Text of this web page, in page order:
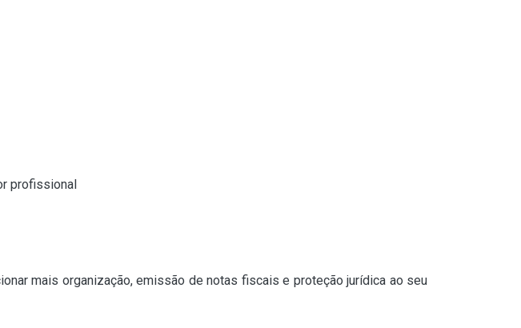
profissional
mais organização, emissão de notas fiscais e proteção jurídica ao seu